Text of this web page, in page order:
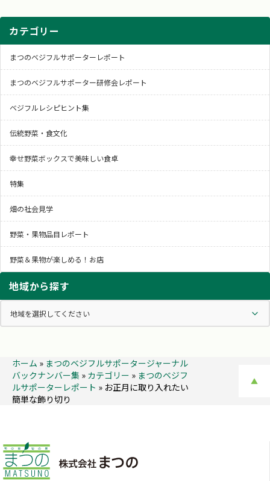
カテゴリー
まつのベジフルサポーターレポート
まつのベジフルサポーター研修会レポート
ベジフルレシピヒント集
伝統野菜・食文化
幸せ野菜ボックスで美味しい食卓
特集
畑の社会見学
野菜・果物品目レポート
野菜＆果物が楽しめる！お店
地域から探す
ホーム » まつのベジフルサポータージャーナル
バックナンバー集 » カテゴリー » まつのベジフ
ルサポーターレポート » お正月に取り入れたい
簡単な飾り切り
▲